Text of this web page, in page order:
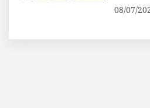
08/07/